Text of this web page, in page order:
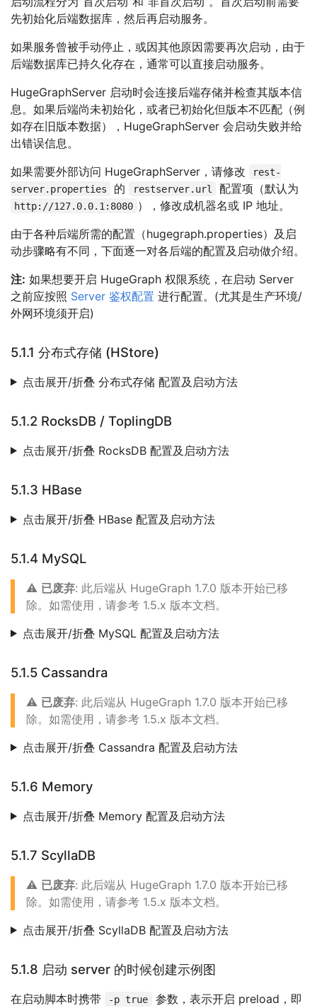
先初始化后端数据库，然后再启动服务。
如果服务曾被手动停止，或因其他原因需要再次启动，由于
后端数据库已持久化存在，通常可以直接启动服务。
HugeGraphServer 启动时会连接后端存储并检查其版本信
息。如果后端尚未初始化，或者已初始化但版本不匹配（例
如存在旧版本数据），HugeGraphServer 会启动失败并给
出错误信息。
如果需要外部访问 HugeGraphServer，请修改
rest-
server.properties
的 restserver.url 配置项（默认为
http://127.0.0.1:8080 ），修改成机器名或 IP 地址。
由于各种后端所需的配置（hugegraph.properties）及启
动步骤略有不同，下面逐一对各后端的配置及启动做介绍。
注: 如果想要开启 HugeGraph 权限系统，在启动 Server
之前应按照 Server 鉴权配置 进行配置。(尤其是生产环境/
外网环境须开启)
5.1.1 分布式存储 (HStore)
点击展开/折叠 分布式存储 配置及启动方法
5.1.2 RocksDB / ToplingDB
点击展开/折叠 RocksDB 配置及启动方法
5.1.3 HBase
点击展开/折叠 HBase 配置及启动方法
5.1.4 MySQL
⚠️ 已废弃: 此后端从 HugeGraph 1.7.0 版本开始已移
除。如需使用，请参考 1.5.x 版本文档。
点击展开/折叠 MySQL 配置及启动方法
5.1.5 Cassandra
⚠️ 已废弃: 此后端从 HugeGraph 1.7.0 版本开始已移
除。如需使用，请参考 1.5.x 版本文档。
点击展开/折叠 Cassandra 配置及启动方法
5.1.6 Memory
点击展开/折叠 Memory 配置及启动方法
5.1.7 ScyllaDB
⚠️ 已废弃: 此后端从 HugeGraph 1.7.0 版本开始已移
除。如需使用，请参考 1.5.x 版本文档。
点击展开/折叠 ScyllaDB 配置及启动方法
5.1.8 启动 server 的时候创建示例图
在启动脚本时携带 -p true 参数，表示开启 preload，即